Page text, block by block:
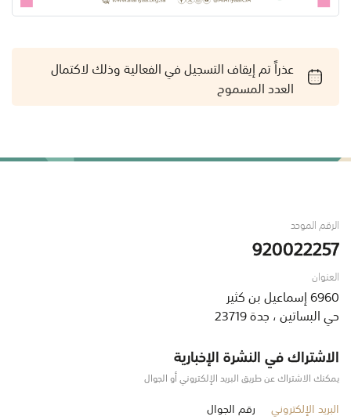
عذراً تم إيقاف التسجيل في الفعالية وذلك لاكتمال
العدد المسموح
الرقم الموحد
920022257
العنوان
6960 إسماعيل بن كثير
حي البساتين ، جدة 23719
الاشتراك في النشرة الإخبارية
يمكنك الاشتراك عن طريق البريد الإلكتروني أو الجوال
البريد الإلكتروني رقم الجوال